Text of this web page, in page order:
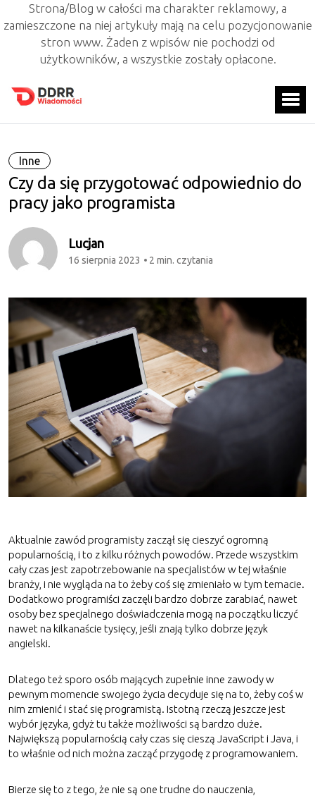
Strona/Blog w całości ma charakter reklamowy, a
zamieszczone na niej artykuły mają na celu pozycjonowanie
stron www. Żaden z wpisów nie pochodzi od
użytkowników, a wszystkie zostały opłacone.
Inne
Czy da się przygotować odpowiednio do
pracy jako programista
Lucjan
16 sierpnia 2023 2 min. czytania
Aktualnie zawód programisty zaczął się cieszyć ogromną
popularnością, i to z kilku różnych powodów. Przede wszystkim
cały czas jest zapotrzebowanie na specjalistów w tej właśnie
branży, i nie wygląda na to żeby coś się zmieniało w tym temacie.
Dodatkowo programiści zaczęli bardzo dobrze zarabiać, nawet
osoby bez specjalnego doświadczenia mogą na początku liczyć
nawet na kilkanaście tysięcy, jeśli znają tylko dobrze język
angielski.
Dlatego też sporo osób mających zupełnie inne zawody w
pewnym momencie swojego życia decyduje się na to, żeby coś w
nim zmienić i stać się programistą. Istotną rzeczą jeszcze jest
wybór języka, gdyż tu także możliwości są bardzo duże.
Największą popularnością cały czas się cieszą JavaScript i Java, i
to właśnie od nich można zacząć przygodę z programowaniem.
Bierze się to z tego, że nie są one trudne do nauczenia,